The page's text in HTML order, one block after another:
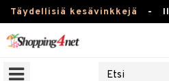
Täydellisiä kesävinkkejä -
Kauneudenhoito